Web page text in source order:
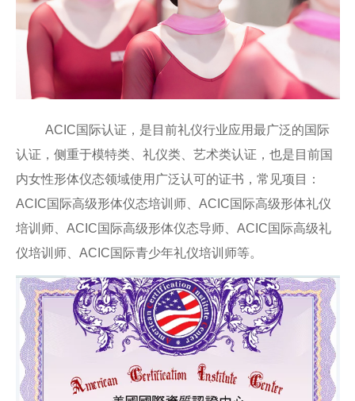
ACIC国际认证，是目前礼仪行业应用最广泛的国际
认证，侧重于模特类、礼仪类、艺术类认证，也是目前国
内女性形体仪态领域使用广泛认可的证书，常见项目：
ACIC国际高级形体仪态培训师、ACIC国际高级形体礼仪
培训师、ACIC国际高级形体仪态导师、ACIC国际高级礼
仪培训师、ACIC国际青少年礼仪培训师等。